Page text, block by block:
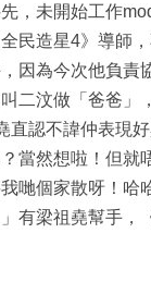
，未開始工作
民造星4》導師
因為今次他負責
二汶做「爸爸」
直認不諱仲表現
當然想啦！但就
哋個家散呀！哈
有梁祖堯幫手，